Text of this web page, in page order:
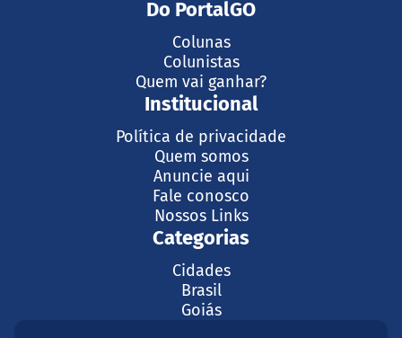
Do PortalGO
Colunas
Colunistas
Quem vai ganhar?
Institucional
Política de privacidade
Quem somos
Anuncie aqui
Fale conosco
Nossos Links
Categorias
Cidades
Brasil
Goiás